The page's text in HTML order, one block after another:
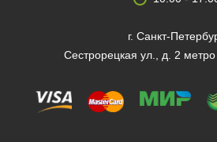
г. Санкт-
Сестрорецкая ул., д. 2